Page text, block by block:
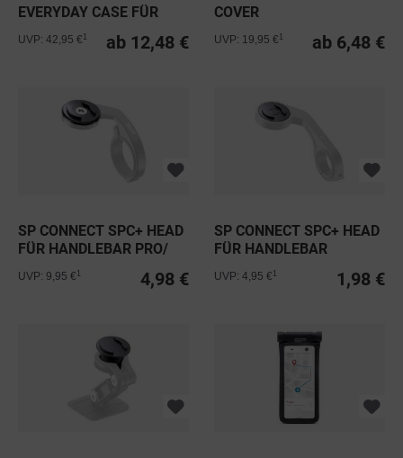
EVERYDAY CASE FÜR
IPHONE -...
ab 12,48 €
UVP: 42,95 €
COVER
ab 6,48 €
UVP: 19,95 €
SP CONNECT SPC+ HEAD
FÜR HANDLEBAR PRO/
STEM PRO
4,98 €
UVP: 9,95 €
SP CONNECT SPC+ HEAD
FÜR HANDLEBAR
1,98 €
UVP: 4,95 €